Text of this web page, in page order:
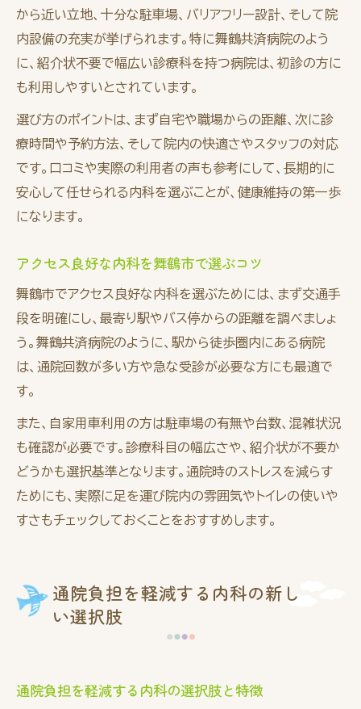
から近い立地、十分な駐車場、バリアフリー設計、そして院
内設備の充実が挙げられます。特に舞鶴共済病院のよう
に、紹介状不要で幅広い診療科を持つ病院は、初診の方に
も利用しやすいとされています。
選び方のポイントは、まず自宅や職場からの距離、次に診
療時間や予約方法、そして院内の快適さやスタッフの対応
です。口コミや実際の利用者の声も参考にして、長期的に
安心して任せられる内科を選ぶことが、健康維持の第一歩
になります。
アクセス良好な内科を舞鶴市で選ぶコツ
舞鶴市でアクセス良好な内科を選ぶためには、まず交通手
段を明確にし、最寄り駅やバス停からの距離を調べましょ
う。舞鶴共済病院のように、駅から徒歩圏内にある病院
は、通院回数が多い方や急な受診が必要な方にも最適で
す。
また、自家用車利用の方は駐車場の有無や台数、混雑状況
も確認が必要です。診療科目の幅広さや、紹介状が不要か
どうかも選択基準となります。通院時のストレスを減らす
ためにも、実際に足を運び院内の雰囲気やトイレの使いや
すさもチェックしておくことをおすすめします。
通院負担を軽減する内科の新し
い選択肢
通院負担を軽減する内科の選択肢と特徴